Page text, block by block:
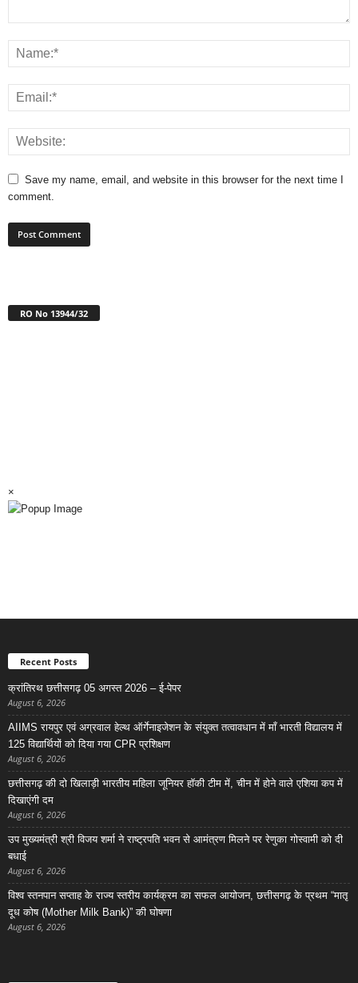
Save my name, email, and website in this browser for the next time I
comment.
RO No 13944/32
×
Recent Posts
क्रांतिरथ छत्तीसगढ़ 05 अगस्त 2026 – ई-पेपर
August 6, 2026
AIIMS रायपुर एवं अग्रवाल हेल्थ ऑर्गेनाइजेशन के संयुक्त तत्वावधान में माँ भारती विद्यालय में
125 विद्यार्थियों को दिया गया CPR प्रशिक्षण
August 6, 2026
छत्तीसगढ़ की दो खिलाड़ी भारतीय महिला जूनियर हॉकी टीम में, चीन में होने वाले एशिया कप में
दिखाएंगी दम
August 6, 2026
उप मुख्यमंत्री श्री विजय शर्मा ने राष्ट्रपति भवन से आमंत्रण मिलने पर रेणुका गोस्वामी को दी
बधाई
August 6, 2026
विश्व स्तनपान सप्ताह के राज्य स्तरीय कार्यक्रम का सफल आयोजन, छत्तीसगढ़ के प्रथम “मातृ
दूध कोष (Mother Milk Bank)” की घोषणा
August 6, 2026